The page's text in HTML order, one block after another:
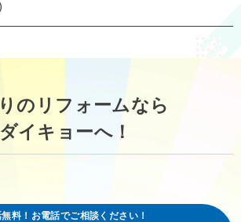
のリフォームなら
ダイキョーへ！
料！お電話でご相談ください！